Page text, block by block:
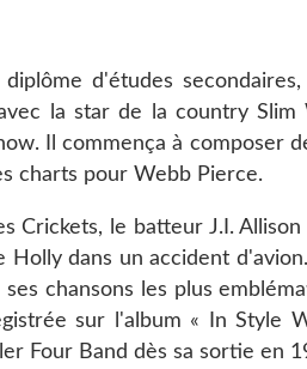
d'études
la star de la country
Il commença à composer
charts pour Webb Pierce.
Crickets, le batteur J.I.
Holly dans un accident
chansons les plus
sur l'album « In Style
Four Band dès sa sortie en